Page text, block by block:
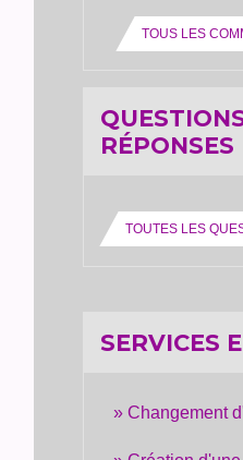
TOUS LES
RÉPONSES
TOUTES LES
SERVICES
Changement